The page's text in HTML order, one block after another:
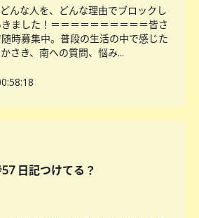
んな人を、どんな理由でブロックし
ました！＝＝＝＝＝＝＝＝＝＝皆さ
時募集中。普段の生活の中で感じた
さき、南への質問、悩み...
日記つけてる？